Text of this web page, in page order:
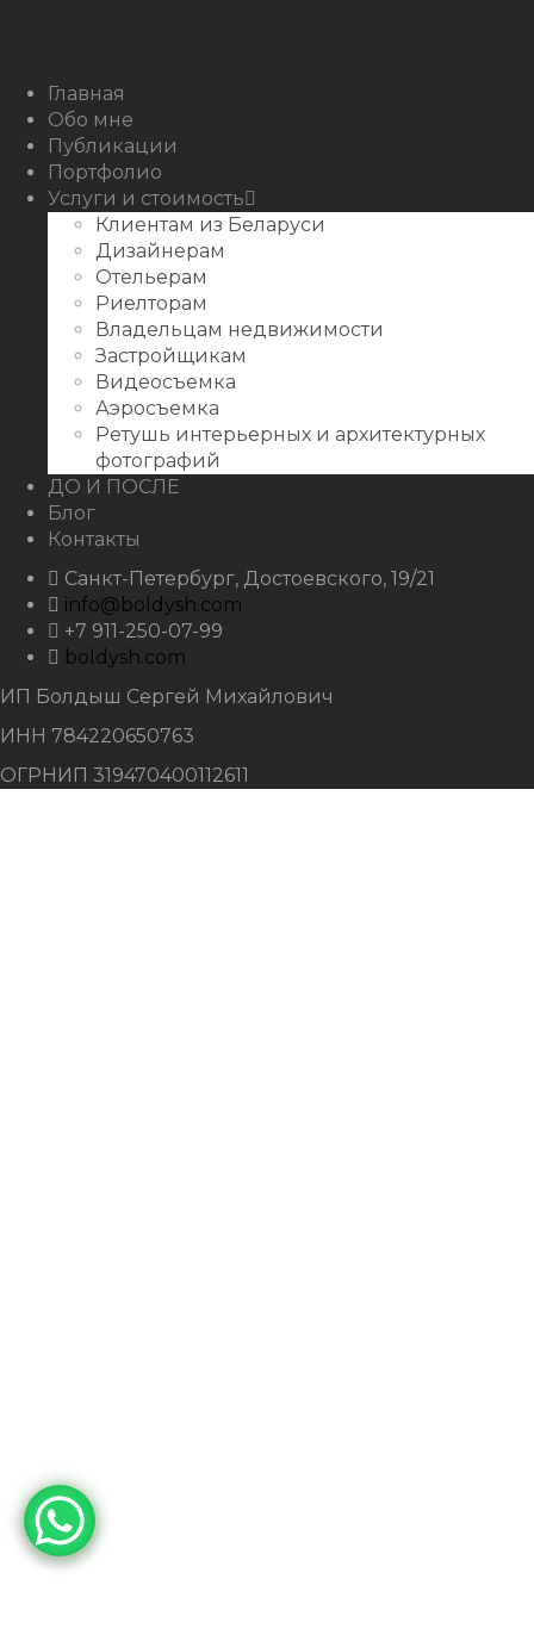
Behance
Главная
Обо мне
Публикации
Портфолио
Услуги и стоимость
Клиентам из Беларуси
Дизайнерам
Отельерам
Риелторам
Владельцам недвижимости
Застройщикам
Видеосъемка
Аэросъемка
Ретушь интерьерных и архитектурных
фотографий
ДО И ПОСЛЕ
Блог
Контакты
Санкт-Петербург, Достоевского, 19/21
info@boldysh.com
+7 911-250-07-99
boldysh.com
ИП Болдыш Сергей Михайлович
ИНН 784220650763
ОГРНИП 319470400112611